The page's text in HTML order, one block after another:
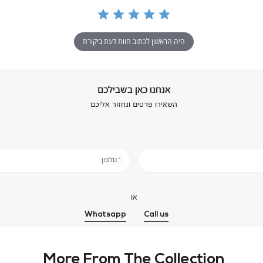
היה הראשון לכתוב חוות דעת ביקורת
אנחנו כאן בשבילכם
השאירו פרטים ונחזור אליכם
* טלפון
או
Call us
Whatsapp
More From The Collection